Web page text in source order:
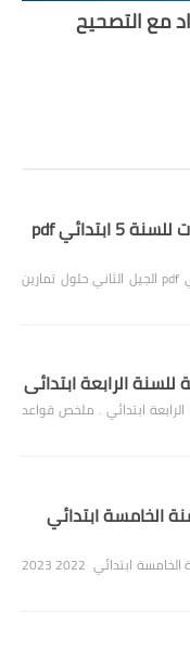
مع التصحيح
حلول تمارين كتاب الرياضيات للسنة 5 ابتدائي pdf
حلول تمارين كتاب الرياضيات للسنة الخامسة ابتدائي pdf الجيل الثاني حلول تمارين
الرابعة ابتدائي
ابتدائي . ملخص قواعد
الخامسة ابتدائي
مراجعة شاملة و ملخص دروس اللغة الفرنسية للسنة الخامسة ابتدائي 2022 2023